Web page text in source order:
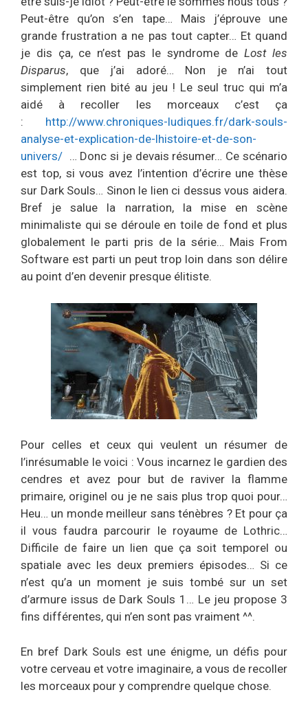
Peut-être qu’on s’en tape… Mais j’éprouve une
grande frustration a ne pas tout capter… Et quand
je dis ça, ce n’est pas le syndrome deLost les
Disparus, que j’ai adoré… Non je n’ai tout
simplement rien bité au jeu ! Le seul truc qui m’a
aidé à recoller les morceaux c’est ça
: http://www.chroniques-ludiques.fr/dark-souls-
analyse-et-explication-de-lhistoire-et-de-son-
univers/ … Donc si je devais résumer… Ce scénario
est top, si vous avez l’intention d’écrire une thèse
sur Dark Souls… Sinon le lien ci dessus vous aidera.
Bref je salue la narration, la mise en scène
minimaliste qui se déroule en toile de fond et plus
globalement le parti pris de la série… Mais From
Software est parti un peut trop loin dans son délire
au point d’en devenir presque élitiste.
Pour celles et ceux qui veulent un résumer de
l’inrésumable le voici : Vous incarnez le gardien des
cendres et avez pour but de raviver la flamme
primaire, originel ou je ne sais plus trop quoi pour…
Heu… un monde meilleur sans ténèbres ? Et pour ça
il vous faudra parcourir le royaume de Lothric…
Difficile de faire un lien que ça soit temporel ou
spatiale avec les deux premiers épisodes… Si ce
n’est qu’a un moment je suis tombé sur un set
d’armure issus de Dark Souls 1… Le jeu propose 3
fins différentes, qui n’en sont pas vraiment ^^.
En bref Dark Souls est une énigme, un défis pour
votre cerveau et votre imaginaire, a vous de recoller
les morceaux pour y comprendre quelque chose.